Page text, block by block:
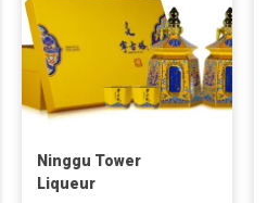
Ninggu Tower
Liqueur